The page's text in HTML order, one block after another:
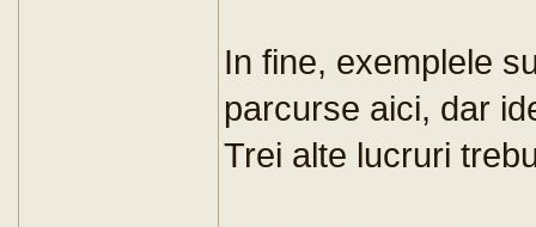
In fine, exemplele
parcurse aici, dar
Trei alte lucruri